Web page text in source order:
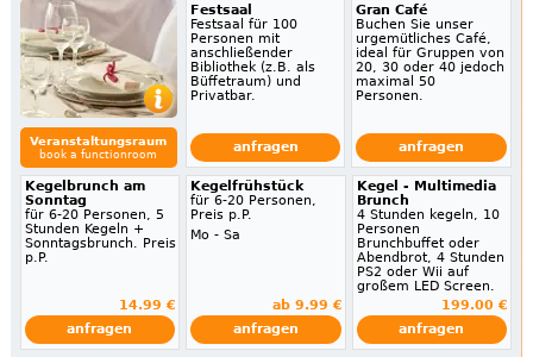
Veranstaltungsraum
book a functionroom
Festsaal
Festsaal für 100
Personen mit
anschließender
Bibliothek (z.B. als
Büffetraum) und
Privatbar.
anfragen
Gran Café
Buchen Sie unser
urgemütliches Café,
ideal für Gruppen von
20, 30 oder 40 jedoch
maximal 50
Personen.
anfragen
Kegelbrunch am
Sonntag
für 6-20 Personen, 5
Stunden Kegeln +
Sonntagsbrunch. Preis
p.P.
14.99 €
anfragen
Kegelfrühstück
für 6-20 Personen,
Preis p.P.
Mo - Sa
ab 9.99 €
anfragen
Kegel - Multimedia
Brunch
4 Stunden kegeln, 10
Personen
Brunchbuffet oder
Abendbrot, 4 Stunden
PS2 oder Wii auf
großem LED Screen.
199.00 €
anfragen